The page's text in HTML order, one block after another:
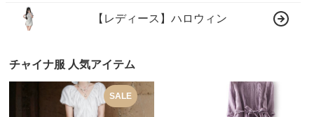
【レディース】ハロウィン
チャイナ服 人気アイテム
SALE